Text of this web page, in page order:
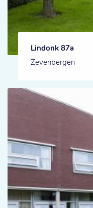
Lindonk 87a
Zevenbergen